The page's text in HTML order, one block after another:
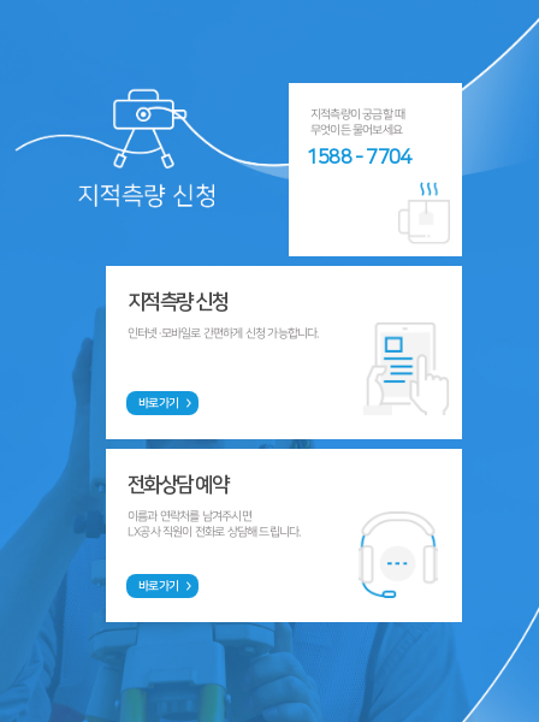
지적측량이 궁금할 때
무엇이든 물어보세요
1588 - 7704
지적측량 신청
인터넷·모바일로 간편하게 신청 가능합니다.
바로가기
전화상담 예약
이름과 연락처를 남겨주시면
LX공사 직원이 전화로 상담해 드립니다.
바로가기